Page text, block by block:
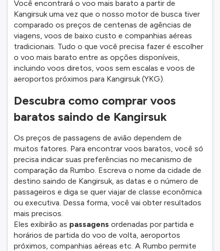
Você encontrará o voo mais barato a partir de
Kangirsuk uma vez que o nosso motor de busca tiver
comparado os preços de centenas de agências de
viagens, voos de baixo custo e companhias aéreas
tradicionais. Tudo o que você precisa fazer é escolher
o voo mais barato entre as opções disponíveis,
incluindo voos diretos, voos sem escalas e voos de
aeroportos próximos para Kangirsuk (YKG).
Descubra como comprar voos
baratos saindo de Kangirsuk
Os preços de passagens de avião dependem de
muitos fatores. Para encontrar voos baratos, você só
precisa indicar suas preferências no mecanismo de
comparação da Rumbo. Escreva o nome da cidade de
destino saindo de Kangirsuk, as datas e o número de
passageiros e diga se quer viajar de classe econômica
ou executiva. Dessa forma, você vai obter resultados
mais precisos.
Eles exibirão as passagens ordenadas por partida e
horários de partida do voo de volta, aeroportos
próximos, companhias aéreas etc. A Rumbo permite